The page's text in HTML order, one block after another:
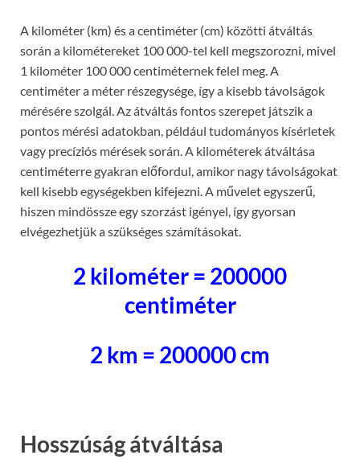
A kilométer (km) és a centiméter (cm) közötti átváltás
során a kilométereket 100 000-tel kell megszorozni, mivel
1 kilométer 100 000 centiméternek felel meg. A
centiméter a méter részegysége, így a kisebb távolságok
mérésére szolgál. Az átváltás fontos szerepet játszik a
pontos mérési adatokban, például tudományos kísérletek
vagy precíziós mérések során. A kilométerek átváltása
centiméterre gyakran előfordul, amikor nagy távolságokat
kell kisebb egységekben kifejezni. A művelet egyszerű,
hiszen mindössze egy szorzást igényel, így gyorsan
elvégezhetjük a szükséges számításokat.
2 kilométer = 200000
centiméter
2 km = 200000 cm
Hosszúság átváltása